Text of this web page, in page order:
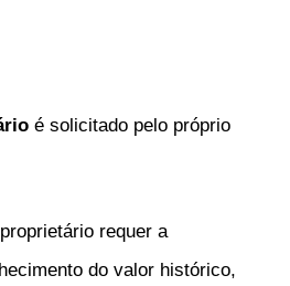
é solicitado pelo próprio
requer a
do valor histórico,